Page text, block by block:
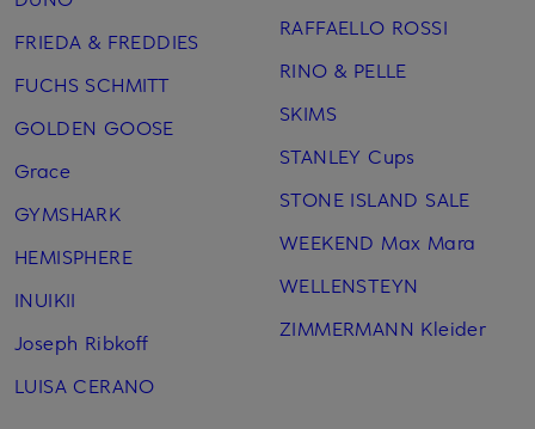
FRIEDA & FREDDIES
FUCHS SCHMITT
GOLDEN GOOSE
Grace
GYMSHARK
HEMISPHERE
INUIKII
Joseph Ribkoff
LUISA CERANO
RAFFAELLO ROSSI
RINO & PELLE
SKIMS
STANLEY Cups
STONE ISLAND SALE
WEEKEND Max Mara
WELLENSTEYN
ZIMMERMANN Kleider